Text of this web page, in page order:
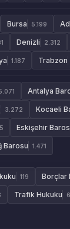
Bursa 5.199
Denizli 2.312
1.187 Trabzon
Antalya
3.272 Kocaeli
Eskişehir
Barosu 1.471
119 Borçlar
Trafik Hukuku